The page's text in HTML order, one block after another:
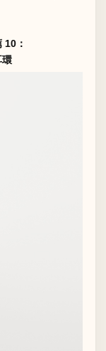
：
環